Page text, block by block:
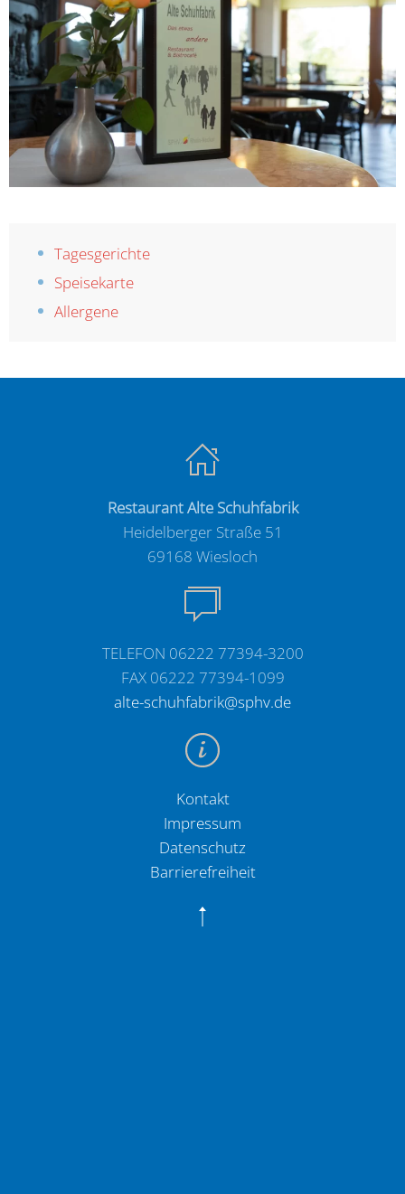
Tagesgerichte
Speisekarte
Allergene
Restaurant Alte Schuhfabrik
Heidelberger Straße 51
69168 Wiesloch
TELEFON 06222 77394-3200
FAX 06222 77394-1099
alte-schuhfabrik@sphv.de
Kontakt
Impressum
Datenschutz
Barrierefreiheit